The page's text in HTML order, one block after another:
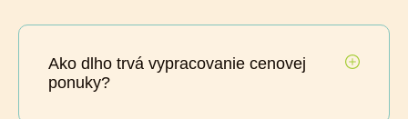
Ako dlho trvá vypracovanie cenovej
ponuky?